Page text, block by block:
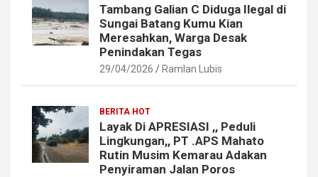
Tambang Galian C Diduga Ilegal di
Sungai Batang Kumu Kian
Meresahkan, Warga Desak
Penindakan Tegas
29/04/2026 Ramlan Lubis
BERITA HOT
Layak Di APRESIASI ,, Peduli
Lingkungan,, PT .APS Mahato
Rutin Musim Kemarau Adakan
Penyiraman Jalan Poros